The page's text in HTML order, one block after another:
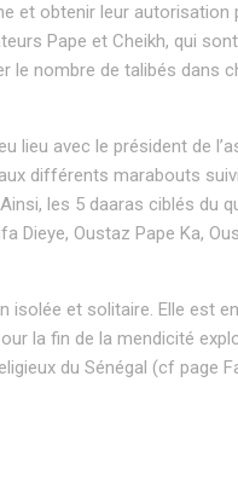
et obtenir leur
Pape et Cheikh, qui
nombre de talibés dans
lieu avec le président de
différents marabouts
les 5 daaras ciblés du
Dieye, Oustaz Pape Ka,
isolée et solitaire. Elle est
la fin de la mendicité
du Sénégal (cf page